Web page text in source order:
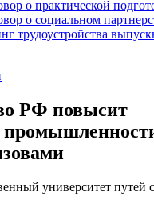
о практической
о социальном
трудоустройства
РФ повысит
университет путей